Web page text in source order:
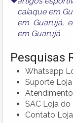
caiaque em
em Guarujá,
em Guarujá
Pesquisas
Whatsapp
Suporte
SAC Loja do
Contato